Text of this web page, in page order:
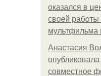
оказался в
своей работы
мультфильма
Анастасия
опубликовала
совместное